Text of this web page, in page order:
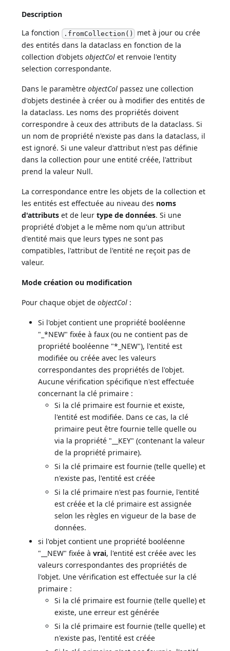
Description
La fonction .fromCollection() met à jour ou crée
des entités dans la dataclass en fonction de la
collection d'objetsobjectCol et renvoie l'entity
selection correspondante.
Dans le paramètreobjectCol passez une collection
d'objets destinée à créer ou à modifier des entités de
la dataclass. Les noms des propriétés doivent
correspondre à ceux des attributs de la dataclass. Si
un nom de propriété n'existe pas dans la dataclass, il
est ignoré. Si une valeur d'attribut n'est pas définie
dans la collection pour une entité créée, l'attribut
prend la valeur Null.
La correspondance entre les objets de la collection et
les entités est effectuée au niveau des noms
d'attributs et de leurtype de données. Si une
propriété d'objet a le même nom qu'un attribut
d'entité mais que leurs types ne sont pas
compatibles, l'attribut de l'entité ne reçoit pas de
valeur.
Mode création ou modification
Pour chaque objet deobjectCol :
Si l'objet contient une propriété booléenne
"_*NEW" fixée à faux (ou ne contient pas de
propriété booléenne "*_NEW"), l'entité est
modifiée ou créée avec les valeurs
correspondantes des propriétés de l'objet.
Aucune vérification spécifique n'est effectuée
concernant la clé primaire :
Si la clé primaire est fournie et existe,
l'entité est modifiée. Dans ce cas, la clé
primaire peut être fournie telle quelle ou
via la propriété "__KEY" (contenant la valeur
de la propriété primaire).
Si la clé primaire est fournie (telle quelle) et
n'existe pas, l'entité est créée
Si la clé primaire n'est pas fournie, l'entité
est créée et la clé primaire est assignée
selon les règles en vigueur de la base de
données.
si l'objet contient une propriété booléenne
"__NEW" fixée àvrai, l'entité est créée avec les
valeurs correspondantes des propriétés de
l'objet. Une vérification est effectuée sur la clé
primaire :
Si la clé primaire est fournie (telle quelle) et
existe, une erreur est générée
Si la clé primaire est fournie (telle quelle) et
n'existe pas, l'entité est créée